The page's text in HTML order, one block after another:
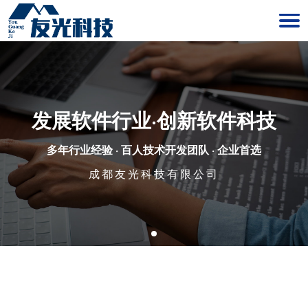
发展软件行业·创新软件科技
多年行业经验 · 百人技术开发团队 · 企业首选
成都友光科技有限公司